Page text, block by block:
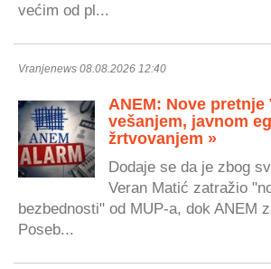
većim od pl...
Vranjenews 08.08.2026 12:40
ANEM: Nove pretnje
vešanjem, javnom
žrtvovanjem »
Dodaje se da je zbog
Veran Matić zatražio
bezbednosti" od MUP-a, dok ANEM
Poseb...